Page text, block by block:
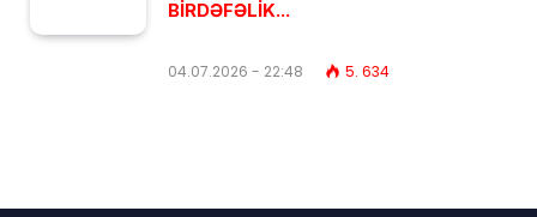
BİRDƏFƏLİK...
04.07.2026 - 22:48 5. 634